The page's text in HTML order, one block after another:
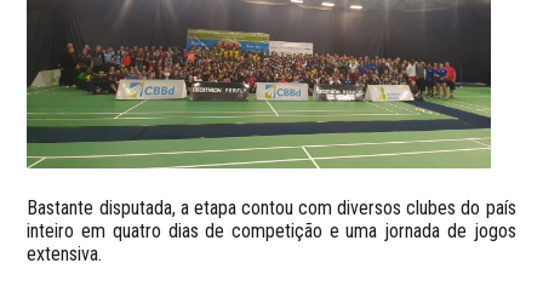
Bastante disputada, a etapa contou com diversos clubes do país
inteiro em quatro dias de competição e uma jornada de jogos
extensiva.